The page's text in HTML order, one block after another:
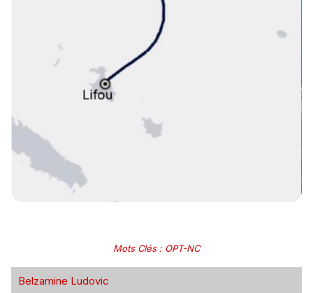
Mots Clés: OPT-NC
Belzamine Ludovic